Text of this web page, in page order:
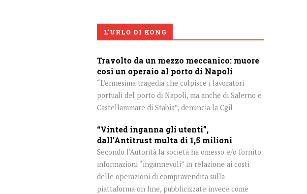
L'URLO DI KONG
Travolto da un mezzo meccanico: muore
così un operaio al porto di Napoli
“L’ennesima tragedia che colpisce i lavoratori
portuali del porto di Napoli, ma anche di Salerno e
Castellammare di Stabia”, denuncia la Cgil
“Vinted inganna gli utenti”,
dall’Antitrust multa di 1,5 milioni
Secondo l’Autorità la società ha omesso e/o fornito
informazioni “ingannevoli” in relazione ai costi
delle operazioni di compravendita sulla
piattaforma on line, pubblicizzate invece come